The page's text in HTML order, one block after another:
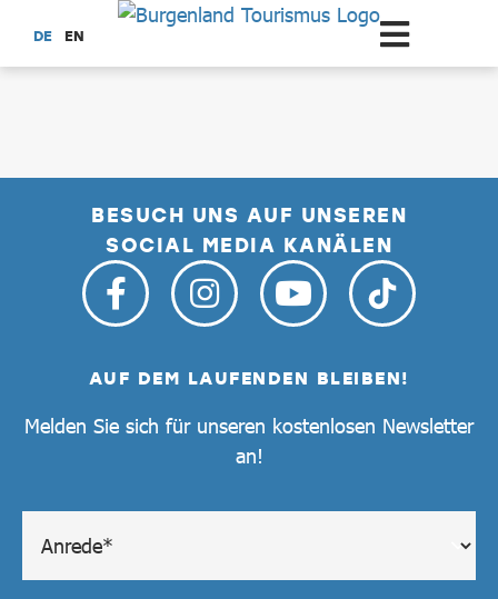
Zum Hauptinhalt springen
DE EN
BESUCH UNS AUF UNSEREN
SOCIAL MEDIA KANÄLEN
AUF DEM LAUFENDEN BLEIBEN!
Melden Sie sich für unseren kostenlosen Newsletter
an!